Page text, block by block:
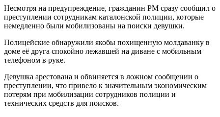
Несмотря на предупреждение, гражданин РМ сразу сообщил о
преступлении сотрудникам каталонской полиции, которые
немедленно были мобилизованы на поиски девушки.
Полицейские обнаружили якобы похищенную молдаванку в
доме её друга спокойно лежавшей на диване с мобильным
телефоном в руке.
Девушка арестована и обвиняется в ложном сообщении о
преступлении, что привело к значительным экономическим
потерям при мобилизации сотрудников полиции и
технических средств для поисков.